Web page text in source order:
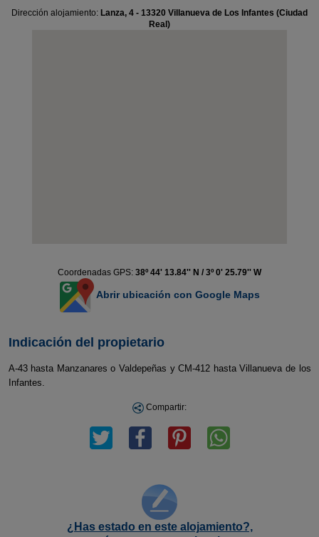
Dirección alojamiento: Lanza, 4 - 13320 Villanueva de Los Infantes (Ciudad
Real)
Coordenadas GPS: 38º 44' 13.84'' N / 3º 0' 25.79'' W
Abrir ubicación con Google Maps
Indicación del propietario
A-43 hasta Manzanares o Valdepeñas y CM-412 hasta Villanueva de los
Infantes.
Compartir:
¿Has estado en este alojamiento?,